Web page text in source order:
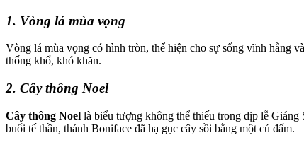
1. Vòng lá mùa vọng
Vòng lá mùa vọng có hình tròn, thể hiện cho sự sống vĩnh hằng
thống khổ, khó khăn.
2. Cây thông Noel
Cây thông Noel là biểu tượng không thể thiếu trong dịp lễ Giáng
buổi tế thần, thánh Boniface đã hạ gục cây sồi bằng một cú đấm.